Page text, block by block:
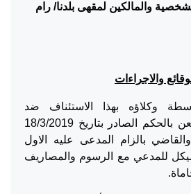
والمالكين لمقهى بلدنا/ رام
والاجراءات
وكلاؤه بهذا الاستئناف ضد
المستأنف عليهم للطعن بالحكم الصادر بتاريخ 18/3/2019
بالدعوى 272/2018 والقاضي بالزام المدعى عليه الاول
مبلغ 180224 شيكل للمدعي مع الرسوم والمصاريف